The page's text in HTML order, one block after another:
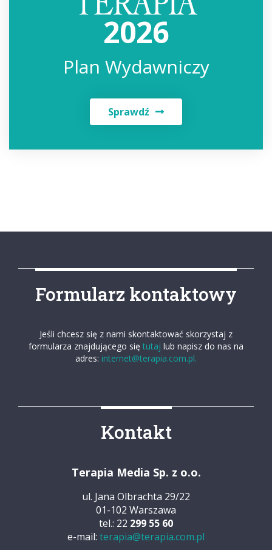
2026
Plan Wydawniczy
Sprawdź
Formularz kontaktowy
Jeśli chcesz się z nami skontaktować skorzystaj z
formularza znajdującego się tutaj lub napisz do nas na
adres: internet@terapia.com.pl.
Kontakt
Terapia Media Sp. z o.o.
ul. Jana Olbrachta 29/22
01-102 Warszawa
tel.: 22 299 55 60
e-mail: terapia@terapia.com.pl